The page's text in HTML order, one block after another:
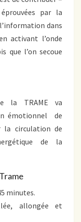
par la
dans
activant l’onde
que l’on secoue
la TRAME va
émotionnel de
la circulation de
de la
minutes.
allongée et